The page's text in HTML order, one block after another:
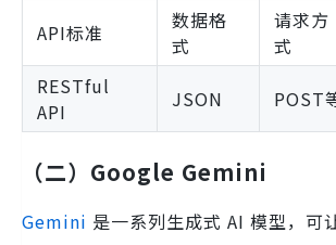
API标准
数据格
式
请求方
式
RESTful
API
JSON POST
（二）Google Gemini
Gemini 是一系列生成式 AI 模型，可